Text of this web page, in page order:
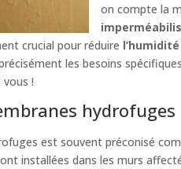
on compte la
crucial pour réduire
les besoins
vous !
hydrofuges
est souvent préconisé
installées dans les murs